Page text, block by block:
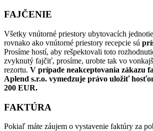
FAJČENIE
Všetky vnútorné priestory ubytovacích
rovnako ako vnútorné priestory recepcie sú
Prosíme hostí, aby rešpektovali toto
zvyknutý fajčiť, prosíme, urobte tak vo
rezortu. V prípade neakceptovania zákazu
Aplend s.r.o. vymedzuje právo uložiť
200 EUR.
FAKTÚRA
Pokiaľ máte záujem o vystavenie faktúry za